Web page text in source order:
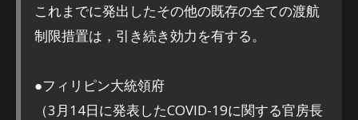
これまでに発出したその他の既存の全ての渡航
制限措置は，引き続き効力を有する。
●フィリピン大統領府
（3月14日に発表したCOVID-19に関する官房長